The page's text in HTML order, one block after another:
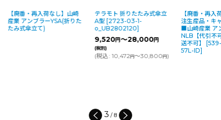
【廃番・再入荷なし】山崎
産業 アンブラーYSA(折りた
たみ式傘立て)
テラモト 折りたたみ式傘立
A型 [ 2723-03-1-
o_UB2802120]
9,520円～28,000円
(税別)
税込: 10,472円～30,800円)
【廃番・再入
注生産品・キ
■山崎産業 ア
NLB【代引不
送不可】
539-
57L-ID]
4 / 8